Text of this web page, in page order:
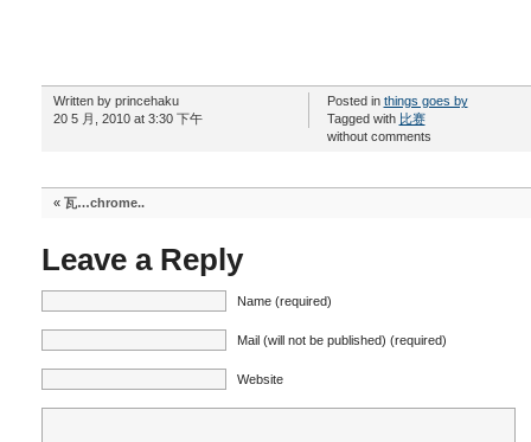
Written by princehaku
20 5 月, 2010 at 3:30 下午
Posted in things goes by
Tagged with 比赛
without comments
« 瓦…chrome..
Leave a Reply
Name (required)
Mail (will not be published) (required)
Website